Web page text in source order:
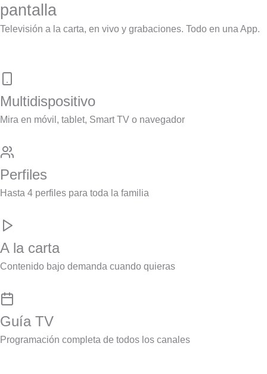
pantalla
Televisión a la carta, en vivo y grabaciones. Todo en una App.
Multidispositivo
Mira en móvil, tablet, Smart TV o navegador
Perfiles
Hasta 4 perfiles para toda la familia
A la carta
Contenido bajo demanda cuando quieras
Guía TV
Programación completa de todos los canales